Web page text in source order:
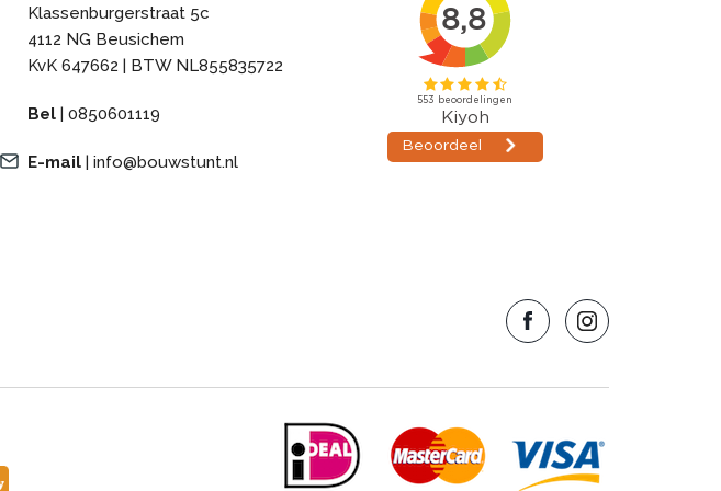
Klassenburgerstraat 5c
4112 NG Beusichem
KvK 647662 | BTW NL855835722
Bel | 0850601119
E-mail | info@bouwstunt.nl